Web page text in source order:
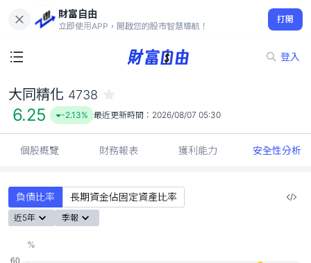
財富自由
立即使用APP，開啟您的股市智慧導航！
打開
登入
6.25
-2.13%
大同精化 4738
6.25 -2.13% 最近更新時間： 2026/08/07 05:30
個股概覽 財務報表 獲利能力 安全性分析
負債比率 長期資金佔固定資產比率
近5年 季報